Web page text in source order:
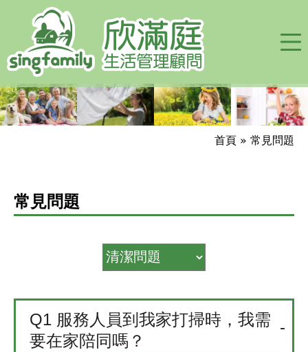
這
首頁 » 常見問題
常見問題
Q1 服務人員到我家打掃時，我需
要在家陪同嗎？